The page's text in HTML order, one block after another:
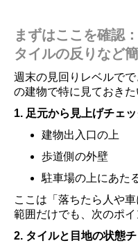
まずはここを確認
タイルの反りなど
週末の見回りレベルで
の建物で特に見ておきた
1. 足元から見上げチェ
建物出入口の上
歩道側の外壁
駐車場の上にあた
ここは「落ちたら人や
範囲だけでも、次のポイ
2. タイルと目地の状態